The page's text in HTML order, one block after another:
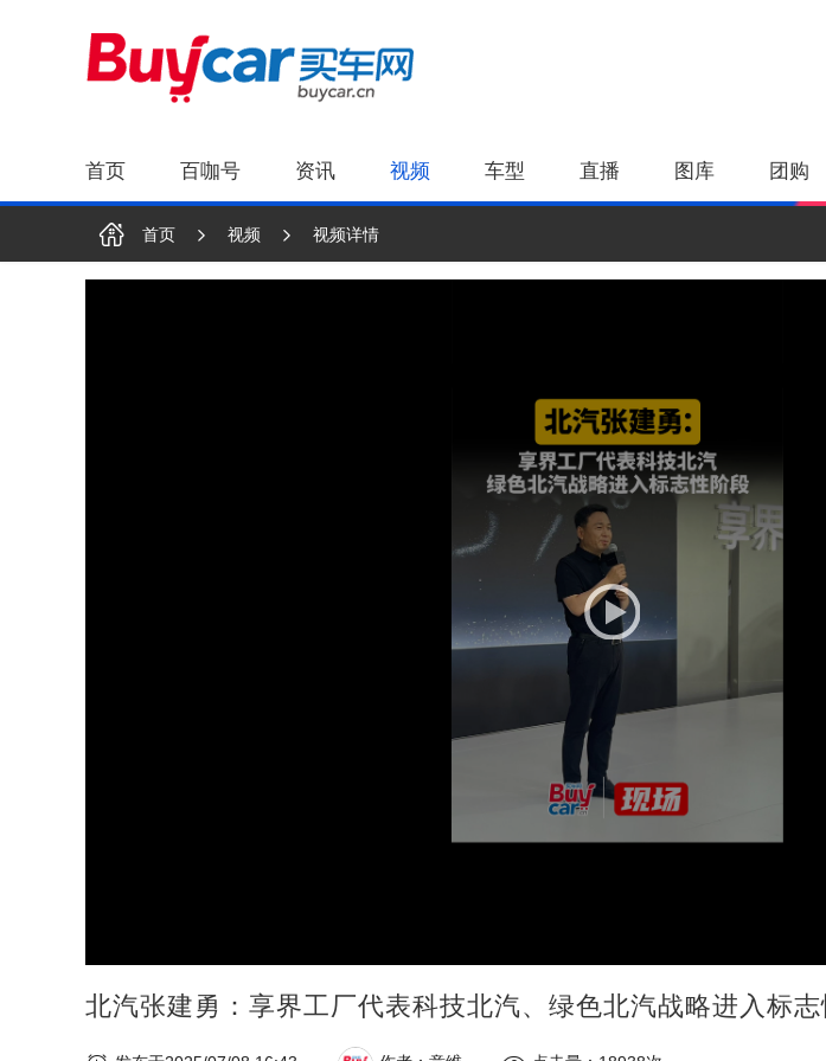
首页 百咖号 资讯 视频 车型 直播 图库 团购
首页 视频 视频详情
北汽张建勇：享界工厂代表科技北汽、绿色北汽战略进入标志